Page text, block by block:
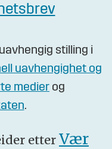
stilling i
uavhengighet og
medier og
.
etter Vær